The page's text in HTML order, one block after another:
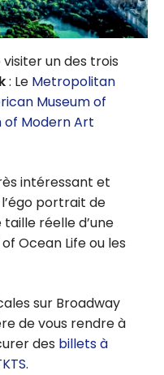
un des trois
: Le Metropolitan
Museum of
of Modern Art
intéressant et
portrait de
réelle d’une
Ocean Life ou les
sur Broadway
de vous rendre à
des billets à
.